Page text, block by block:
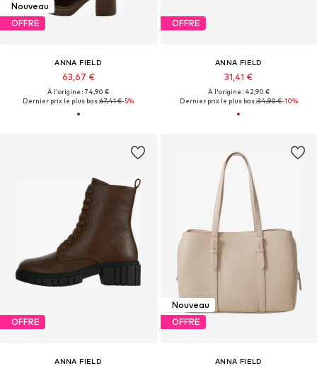
Nouveau
OFFRE
ANNA FIELD
63,67 €
À l'origine : 74,90 €
Dernier prix le plus bas :67,41 €-5%
OFFRE
ANNA FIELD
31,41 €
À l'origine : 42,90 €
Dernier prix le plus bas :34,90 €-10%
OFFRE
ANNA FIELD
Nouveau
OFFRE
ANNA FIELD